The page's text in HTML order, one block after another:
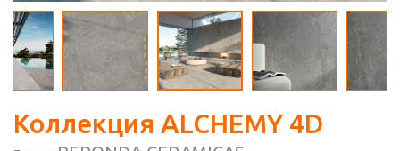
Коллекция ALCHEMY 4D